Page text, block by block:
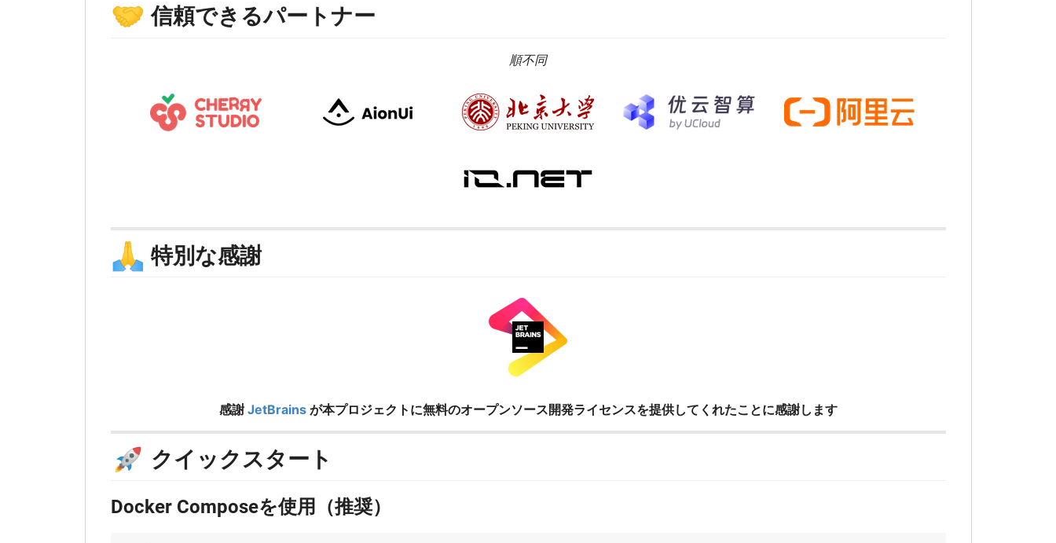
🤝 信頼できるパートナー
順不同
🙏 特別な感謝
感謝 JetBrainsが本プロジェクトに無料のオープンソース開発ライセンスを提供してくれたことに感謝します
🚀 クイックスタート
Docker Composeを使用（推奨）